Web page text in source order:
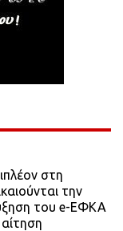
στη
την
του e-ΕΦΚΑ